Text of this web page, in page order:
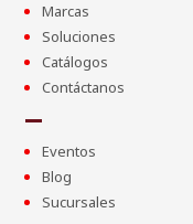
Marcas
Soluciones
Catálogos
Contáctanos
Eventos
Blog
Sucursales